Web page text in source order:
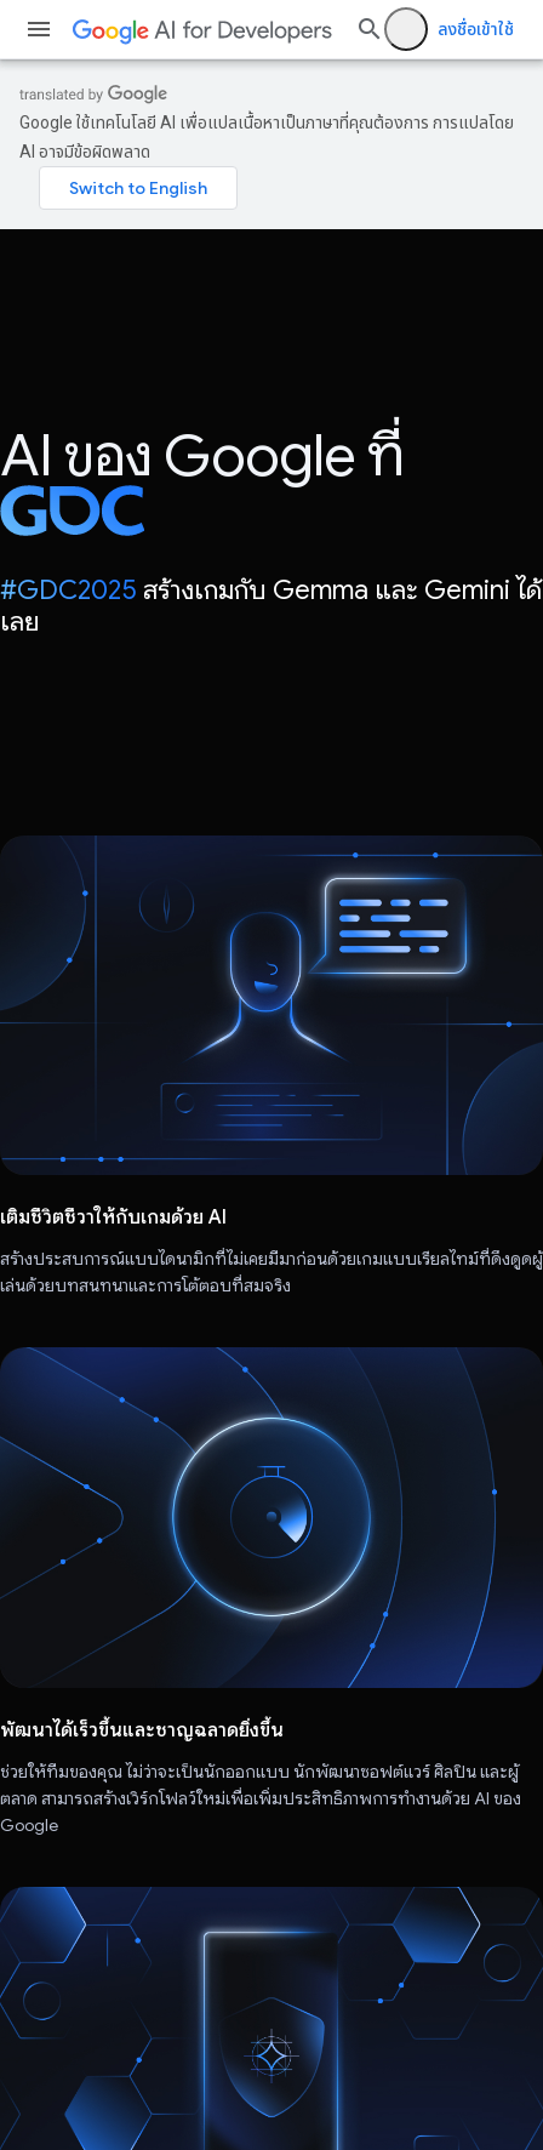
ลงชื่อเข้าใช้
Google ใช้เทคโนโลยี AI เพื่อแปลเนื้อหาเป็นภาษาที่คุณต้องการ การแปลโดย
AI อาจมีข้อผิดพลาด
AI ของ Google ที่
#GDC2025 สร้างเกมกับ Gemma และ Gemini ได้
เลย
เติมชีวิตชีวาให้กับเกมด้วย AI
สร้างประสบการณ์แบบไดนามิกที่ไม่เคยมีมาก่อนด้วยเกมแบบเรียลไทม์ที่ดึงดูดผู้
เล่นด้วยบทสนทนาและการโต้ตอบที่สมจริง
พัฒนาได้เร็วขึ้นและชาญฉลาดยิ่งขึ้น
ช่วยให้ทีมของคุณ ไม่ว่าจะเป็นนักออกแบบ นักพัฒนาซอฟต์แวร์ ศิลปิน และผู้
ตลาด สามารถสร้างเวิร์กโฟลว์ใหม่เพื่อเพิ่มประสิทธิภาพการทำงานด้วย AI ของ
Google